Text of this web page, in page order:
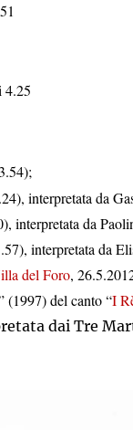
4.25
interpretata da
interpretata da
interpretata da
del Foro,
(1997) del canto “I
dai Tre